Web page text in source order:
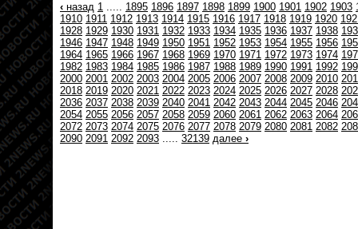
‹ назад 1 ..... 1895 1896 1897 1898 1899 1900 1901 1902 1903
1910 1911 1912 1913 1914 1915 1916 1917 1918 1919 1920
1928 1929 1930 1931 1932 1933 1934 1935 1936 1937 1938
1946 1947 1948 1949 1950 1951 1952 1953 1954 1955 1956
1964 1965 1966 1967 1968 1969 1970 1971 1972 1973 1974
1982 1983 1984 1985 1986 1987 1988 1989 1990 1991 1992
2000 2001 2002 2003 2004 2005 2006 2007 2008 2009 2010
2018 2019 2020 2021 2022 2023 2024 2025 2026 2027 2028
2036 2037 2038 2039 2040 2041 2042 2043 2044 2045 2046
2054 2055 2056 2057 2058 2059 2060 2061 2062 2063 2064
2072 2073 2074 2075 2076 2077 2078 2079 2080 2081 2082
2090 2091 2092 2093 ..... 32139 далее ›